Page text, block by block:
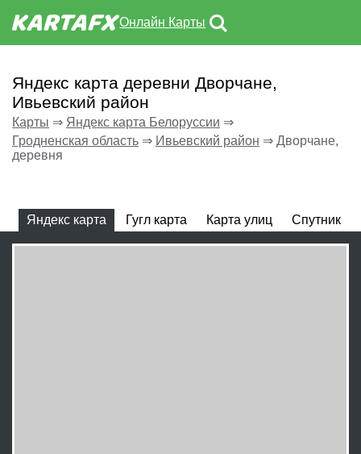
Онлайн Карты
Яндекс карта деревни Дворчане,
Ивьевский район
Карты ⇒ Яндекс карта Белоруссии ⇒
Гродненская область ⇒ Ивьевский район ⇒ Дворчане,
деревня
Яндекс карта Гугл карта Карта улиц Спутник